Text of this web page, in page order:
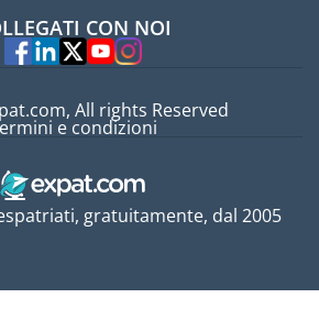
EspertiCON NOI
gratuitamente, dal 2005
All rights Reserved
e condizioni